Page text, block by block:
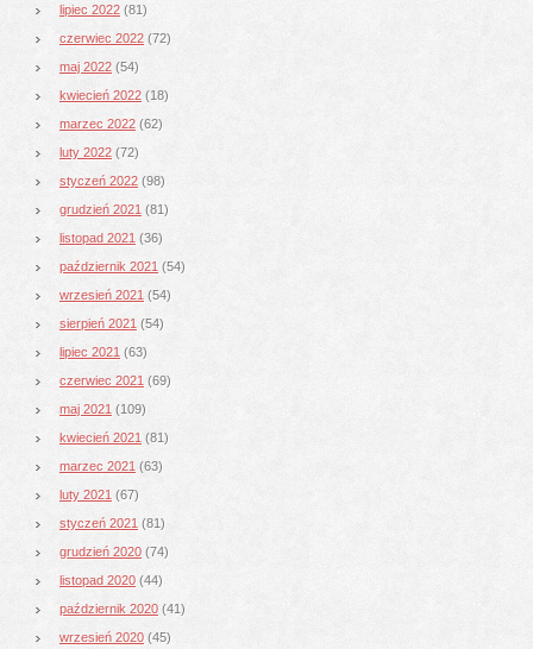
lipiec 2022 (81)
czerwiec 2022 (72)
maj 2022 (54)
kwiecień 2022 (18)
marzec 2022 (62)
luty 2022 (72)
styczeń 2022 (98)
grudzień 2021 (81)
listopad 2021 (36)
październik 2021 (54)
wrzesień 2021 (54)
sierpień 2021 (54)
lipiec 2021 (63)
czerwiec 2021 (69)
maj 2021 (109)
kwiecień 2021 (81)
marzec 2021 (63)
luty 2021 (67)
styczeń 2021 (81)
grudzień 2020 (74)
listopad 2020 (44)
październik 2020 (41)
wrzesień 2020 (45)